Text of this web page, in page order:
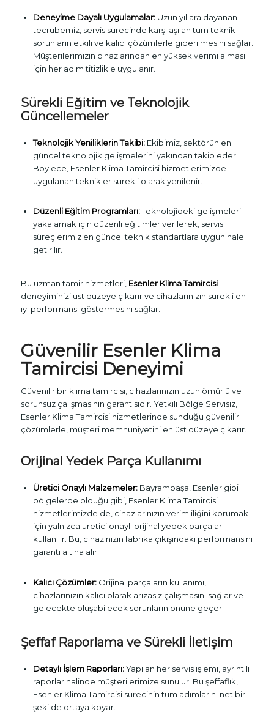
Deneyime Dayalı Uygulamalar:Uzun yıllara dayanan
tecrübemiz, servis sürecinde karşılaşılan tüm teknik
sorunların etkili ve kalıcı çözümlerle giderilmesini sağlar.
Müşterilerimizin cihazlarından en yüksek verimi alması
için her adım titizlikle uygulanır.
Sürekli Eğitim ve Teknolojik
Güncellemeler
Teknolojik Yeniliklerin Takibi:Ekibimiz, sektörün en
güncel teknolojik gelişmelerini yakından takip eder.
Böylece, Esenler Klima Tamircisi hizmetlerimizde
uygulanan teknikler sürekli olarak yenilenir.
Düzenli Eğitim Programları:Teknolojideki gelişmeleri
yakalamak için düzenli eğitimler verilerek, servis
süreçlerimiz en güncel teknik standartlara uygun hale
getirilir.
Bu uzman tamir hizmetleri, Esenler Klima Tamircisi
deneyiminizi üst düzeye çıkarır ve cihazlarınızın sürekli en
iyi performansı göstermesini sağlar.
Güvenilir Esenler Klima
Tamircisi Deneyimi
Güvenilir bir klima tamircisi, cihazlarınızın uzun ömürlü ve
sorunsuz çalışmasının garantisidir. Yetkili Bölge Servisiz,
Esenler Klima Tamircisi hizmetlerinde sunduğu güvenilir
çözümlerle, müşteri memnuniyetini en üst düzeye çıkarır.
Orijinal Yedek Parça Kullanımı
Üretici Onaylı Malzemeler:Bayrampaşa, Esenler gibi
bölgelerde olduğu gibi, Esenler Klima Tamircisi
hizmetlerimizde de, cihazlarınızın verimliliğini korumak
için yalnızca üretici onaylı orijinal yedek parçalar
kullanılır. Bu, cihazınızın fabrika çıkışındaki performansını
garanti altına alır.
Kalıcı Çözümler:Orijinal parçaların kullanımı,
cihazlarınızın kalıcı olarak arızasız çalışmasını sağlar ve
gelecekte oluşabilecek sorunların önüne geçer.
Şeffaf Raporlama ve Sürekli İletişim
Detaylı İşlem Raporları:Yapılan her servis işlemi, ayrıntılı
raporlar halinde müşterilerimize sunulur. Bu şeffaflık,
Esenler Klima Tamircisi sürecinin tüm adımlarını net bir
şekilde ortaya koyar.